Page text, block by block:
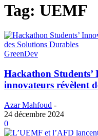
Tag: UEMF
GreenDev
Hackathon Students’
innovateurs révèlent
Azar Mahfoud -
24 décembre 2024
0